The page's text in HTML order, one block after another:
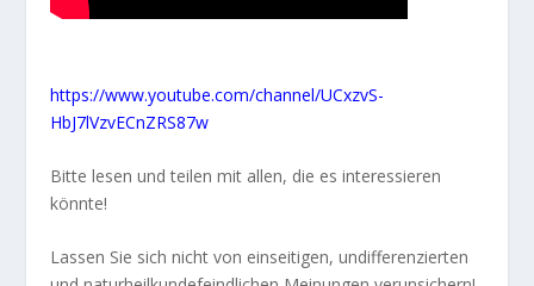
https://www.youtube.com/channel/UCxzvS-
HbJ7lVzvECnZRS87w
Bitte lesen und teilen mit allen, die es interessieren
könnte!
Lassen Sie sich nicht von einseitigen, undifferenzierten